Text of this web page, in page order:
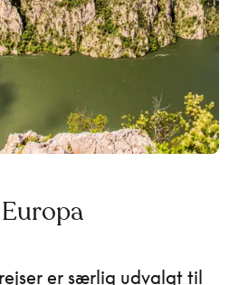
er særlig udvalgt til